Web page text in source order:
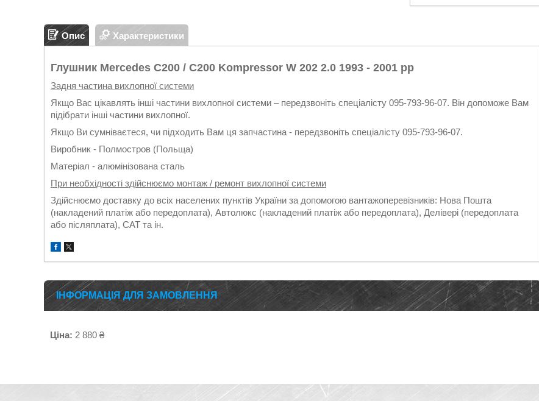
Опис Характеристики
Глушник Mercedes C200 / C200 Kompressor W 202 2.0 1993 - 2001 рр
Задня частина вихлопної системи
Якщо Вас цікавлять інші частини вихлопної системи – передзвоніть спеціалісту 095-793-96-07. Він допоможе Вам
підібрати інші частини вихлопної.
Якщо Ви сумніваєтеся, чи підходить Вам ця запчастина - передзвоніть спеціалісту 095-793-96-07.
Виробник - Полмостров (Польща)
Матеріал - алюмінізована сталь
При необхідності здійснюємо монтаж / ремонт вихлопної системи
Здійснюємо доставку до всіх населених пунктів України за допомогою вантажоперевізників: Нова Пошта
(накладений платіж або передоплата), Автолюкс (накладений платіж або передоплата), Делівері (передоплата
або післяплата), САТ та ін.
ІНФОРМАЦІЯ ДЛЯ ЗАМОВЛЕННЯ
Ціна: 2 880 ₴